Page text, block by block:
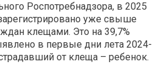
Роспотребнадзора, в 2025
уже свыше
клещами. Это на 39,7%
в первые дни лета 2024-
от клеща – ребенок.